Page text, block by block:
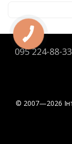
095 224-88-33
© 2007—2026